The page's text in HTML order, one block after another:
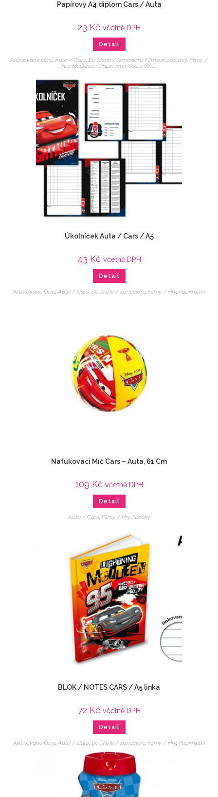
Papírový A4 diplom Cars / Auta
23 Kč včetně DPH
Detail
Animované filmy, Auta / Cars, Do školy / kanceláře, Filmové postavy, Filmy /
Hry, McQueen, Papírnictví, Veci z filmu
Úkolníček Auta / Cars / A5
43 Kč včetně DPH
Detail
Animované filmy, Auta / Cars Do školy / kanceláře Filmy / Hry, Papírnictví
Nafukovací Míč Cars – Auta, 61 Cm
109 Kč včetně DPH
Detail
Auta / Cars, Filmy / Hry, Hračky
BLOK / NOTES CARS / A5 linka
72 Kč včetně DPH
Detail
Animované filmy, Auta / Cars Do školy / kanceláře Filmy / Hry, Papírnictví